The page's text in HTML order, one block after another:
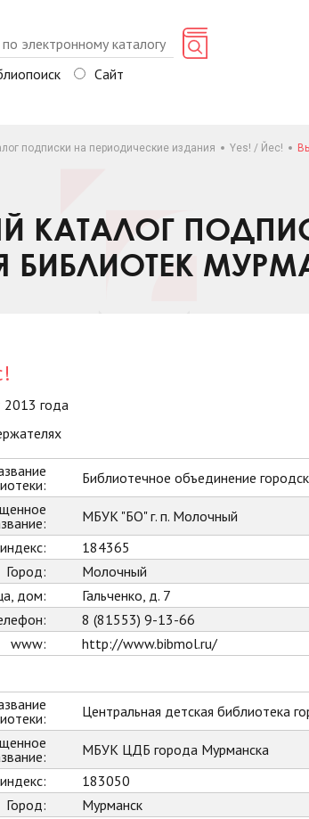
Сайт
подписки на периодические издания Yes! / Йес!
КАТАЛОГ
БИБЛИОТЕК
года
Библиотечное объединение
МБУК "БО" г. п. Молочный
184365
Город:
Молочный
дом:
Гальченко, д. 7
8 (81553) 9-13-66
www:
http://www.bibmol.ru/
Центральная детская библиотека
МБУК ЦДБ города Мурманска
183050
Город:
Мурманск